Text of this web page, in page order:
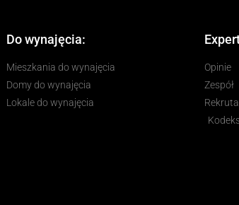
Do wynajęcia:
Mieszkania do wynajęcia
Domy do wynajęcia
Lokale do wynajęcia
Opinie
Zespół